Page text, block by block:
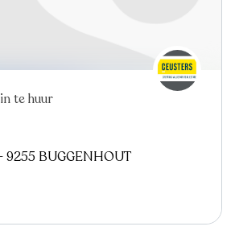
te huur
9255 BUGGENHOUT